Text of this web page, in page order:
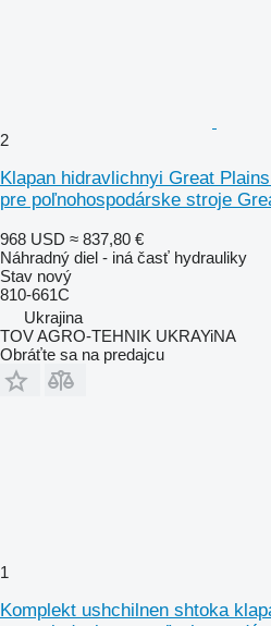
2
Klapan hidravlichnyi Great
pre poľnohospodárske stroje
968 USD ≈ 837,80 €
Náhradný diel - iná časť hydrauliky
Stav nový
810-661C
Ukrajina
TOV AGRO-TEHNIK UKRAYiNA
Obráťte sa na predajcu
1
Komplekt ushchilnen shtoka